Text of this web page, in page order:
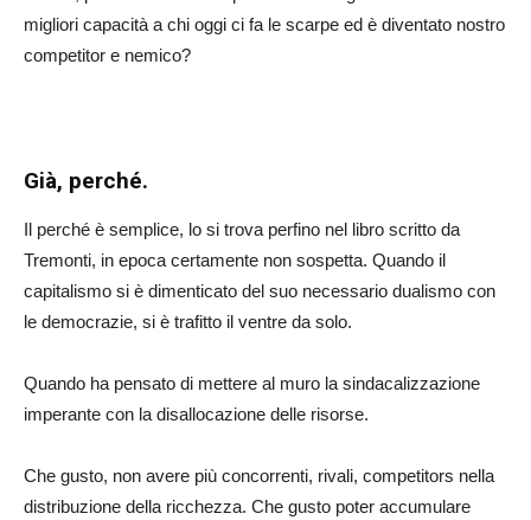
migliori capacità a chi oggi ci fa le scarpe ed è diventato nostro
competitor e nemico?
Già, perché.
Il perché è semplice, lo si trova perfino nel libro scritto da
Tremonti, in epoca certamente non sospetta. Quando il
capitalismo si è dimenticato del suo necessario dualismo con
le democrazie, si è trafitto il ventre da solo.
Quando ha pensato di mettere al muro la sindacalizzazione
imperante con la disallocazione delle risorse.
Che gusto, non avere più concorrenti, rivali, competitors nella
distribuzione della ricchezza. Che gusto poter accumulare